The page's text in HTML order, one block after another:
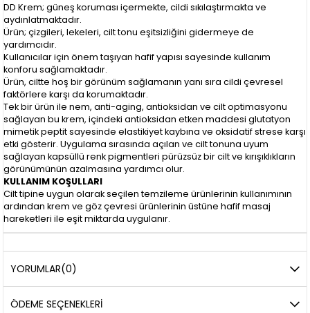
DD Krem; güneş koruması içermekte, cildi sıkılaştırmakta ve
aydınlatmaktadır.
Ürün; çizgileri, lekeleri, cilt tonu eşitsizliğini gidermeye de
yardımcıdır.
Kullanıcılar için önem taşıyan hafif yapısı sayesinde kullanım
konforu sağlamaktadır.
Ürün, ciltte hoş bir görünüm sağlamanın yanı sıra cildi çevresel
faktörlere karşı da korumaktadır.
Tek bir ürün ile nem, anti-aging, antioksidan ve cilt optimasyonu
sağlayan bu krem, içindeki antioksidan etken maddesi glutatyon
mimetik peptit sayesinde elastikiyet kaybına ve oksidatif strese karşı
etki gösterir. Uygulama sırasında açılan ve cilt tonuna uyum
sağlayan kapsüllü renk pigmentleri pürüzsüz bir cilt ve kırışıklıkların
görünümünün azalmasına yardımcı olur.
KULLANIM KOŞULLARI
Cilt tipine uygun olarak seçilen temzileme ürünlerinin kullanımının
ardından krem ve göz çevresi ürünlerinin üstüne hafif masaj
hareketleri ile eşit miktarda uygulanır.
YORUMLAR(0)
ÖDEME SEÇENEKLERI